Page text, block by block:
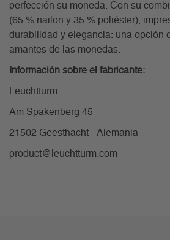
perfección su moneda. Con su
(65 % nailon y 35 % poliéster),
durabilidad y elegancia: una opción
amantes de las monedas.
Información sobre el fabricante:
Leuchtturm
Am Spakenberg 45
21502 Geesthacht - Alemania
product@leuchtturm.com